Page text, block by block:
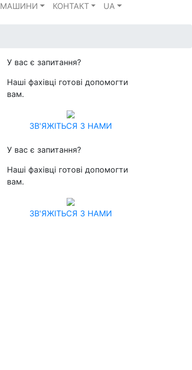
МАШИНИ КОНТАКТ UA
У вас є запитання?
Наші фахівці готові допомогти
вам.
ЗВ'ЯЖІТЬСЯ З НАМИ
У вас є запитання?
Наші фахівці готові допомогти
вам.
ЗВ'ЯЖІТЬСЯ З НАМИ